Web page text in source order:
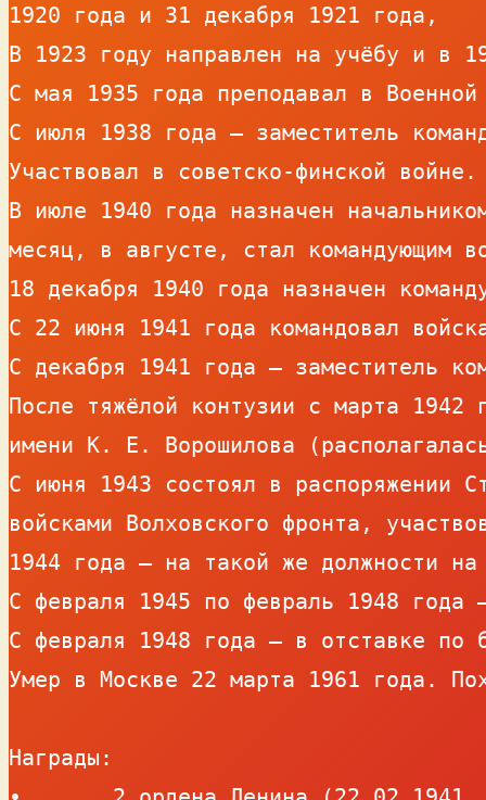
1920 года и 31 декабря 1921 года,
В 1923 году направлен на учёбу и в
С мая 1935 года преподавал в
С июля 1938 года — заместитель
Участвовал в советско-финской войне.
В июле 1940 года назначен
месяц, в августе, стал командующим
18 декабря 1940 года назначен
С 22 июня 1941 года командовал
С декабря 1941 года – заместитель
После тяжёлой контузии с марта 1942
имени К. Е. Ворошилова
С июня 1943 состоял в распоряжении
войсками Волховского фронта,
1944 года – на такой же должности на
С февраля 1945 по февраль 1948 года
С февраля 1948 года – в отставке по
Умер в Москве 22 марта 1961 года.
Награды: